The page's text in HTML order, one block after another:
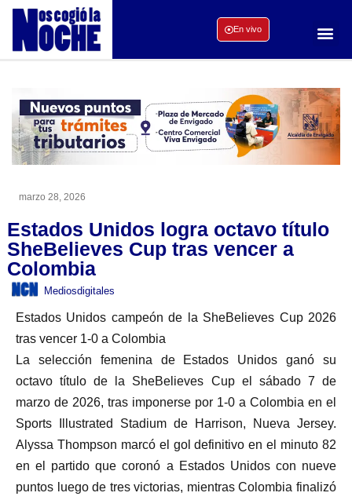
En vivo
marzo 28, 2026
Estados Unidos logra octavo título
SheBelieves Cup tras vencer a
Colombia
Mediosdigitales
Estados Unidos campeón de la SheBelieves Cup 2026
tras vencer 1-0 a Colombia
La selección femenina de Estados Unidos ganó su
octavo título de la SheBelieves Cup el sábado 7 de
marzo de 2026, tras imponerse por 1-0 a Colombia en el
Sports Illustrated Stadium de Harrison, Nueva Jersey.
Alyssa Thompson marcó el gol definitivo en el minuto 82
en el partido que coronó a Estados Unidos con nueve
puntos luego de tres victorias, mientras Colombia finalizó